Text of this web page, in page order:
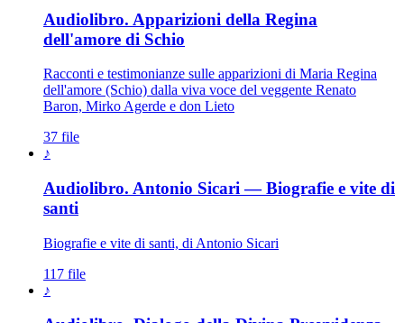
Audiolibro. Apparizioni della Regina
dell'amore di Schio
Racconti e testimonianze sulle apparizioni di Maria Regina
dell'amore (Schio) dalla viva voce del veggente Renato
Baron, Mirko Agerde e don Lieto
37 file
♪
Audiolibro. Antonio Sicari — Biografie e vite di
santi
Biografie e vite di santi, di Antonio Sicari
117 file
♪